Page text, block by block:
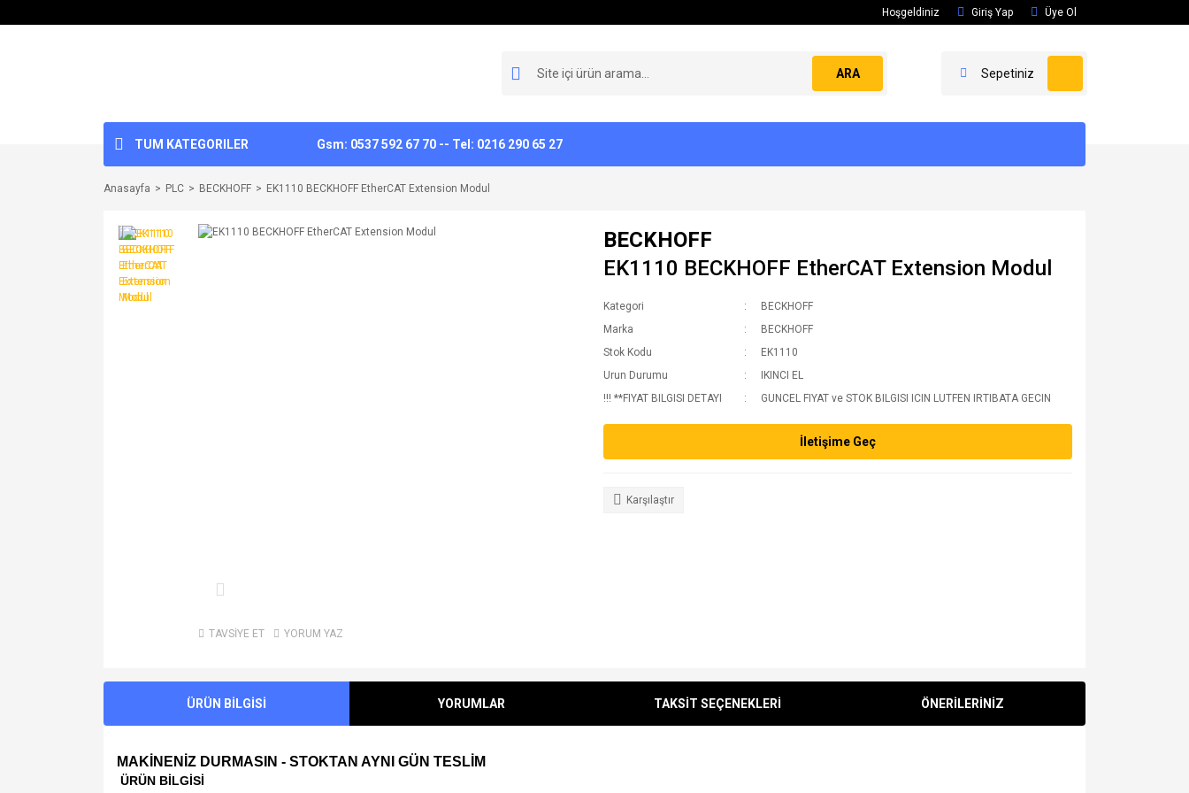
Hoşgeldiniz Giriş Yap Üye Ol
ARA Sepetiniz
TUM KATEGORILER Gsm: 0537 592 67 70 -- Tel: 0216 290 65 27
Anasayfa PLC BECKHOFF EK1110 BECKHOFF EtherCAT Extension Modul
TAVSİYE ET YORUM YAZ
BECKHOFF
EK1110 BECKHOFF EtherCAT Extension Modul
Kategori
BECKHOFF
Marka
BECKHOFF
Stok Kodu
EK1110
Urun Durumu
IKINCI EL
!!! **FIYAT BILGISI DETAYI
GUNCEL FIYAT ve STOK BILGISI ICIN LUTFEN IRTIBATA GECIN
İletişime Geç
Karşılaştır
ÜRÜN BİLGİSİ YORUMLAR TAKSİT SEÇENEKLERİ ÖNERİLERİNİZ
MAKİNENİZ DURMASIN - STOKTAN AYNI GÜN TESLİM
ÜRÜN BİLGİSİ